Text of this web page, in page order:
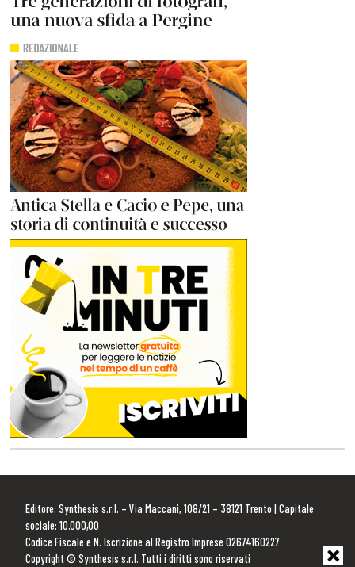
Editore: Synthesis s.r.l. – Via Maccani, 108/21 – 38121 Trento | Capitale
sociale: 10.000,00
Codice Fiscale e N. Iscrizione al Registro Imprese 02674160227
Copyright © Synthesis s.r.l. Tutti i diritti sono riservati